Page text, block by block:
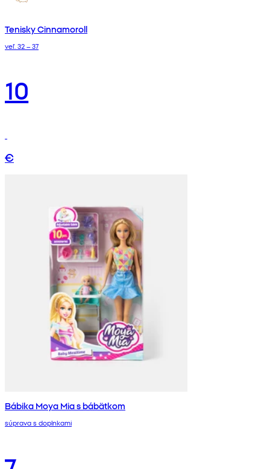
Tenisky Cinnamoroll
veľ. 32 – 37
10
€
Bábika Moya Mia s bábätkom
súprava s doplnkami